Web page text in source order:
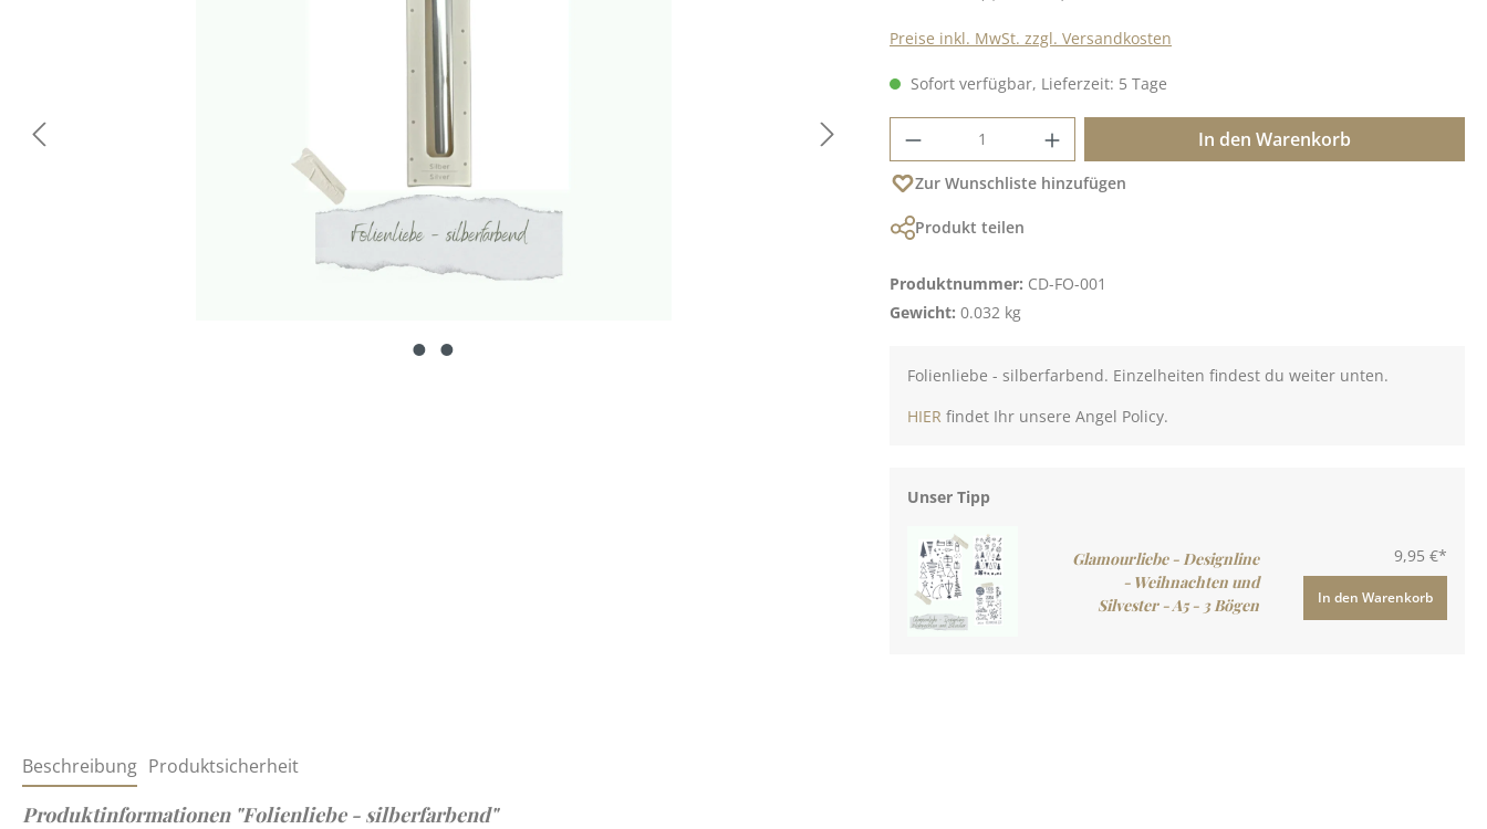
Preise inkl. MwSt. zzgl. Versandkosten
Sofort verfügbar, Lieferzeit: 5 Tage
Produkt Anzahl: Gib den gewünschten Wert
In den Warenkorb
Zur Wunschliste hinzufügen
Produkt teilen
Produktnummer: CD-FO-001
Gewicht: 0.032 kg
Folienliebe - silberfarbend. Einzelheiten findest du weiter unten.
HIER findet Ihr unsere Angel Policy.
Unser Tipp
Glamourliebe - Designline
- Weihnachten und
Silvester - A5 - 3 Bögen
9,95 €*
In den Warenkorb
Beschreibung Produktsicherheit
Produktinformationen "Folienliebe - silberfarbend"